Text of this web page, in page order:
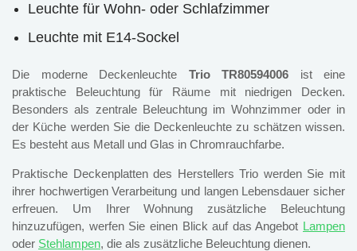
Leuchte für Wohn- oder Schlafzimmer
Leuchte mit E14-Sockel
Die moderne Deckenleuchte Trio TR80594006 ist eine
praktische Beleuchtung für Räume mit niedrigen Decken.
Besonders als zentrale Beleuchtung im Wohnzimmer oder in
der Küche werden Sie die Deckenleuchte zu schätzen wissen.
Es besteht aus Metall und Glas in Chromrauchfarbe.
Praktische Deckenplatten des Herstellers Trio werden Sie mit
ihrer hochwertigen Verarbeitung und langen Lebensdauer sicher
erfreuen. Um Ihrer Wohnung zusätzliche Beleuchtung
hinzuzufügen, werfen Sie einen Blick auf das Angebot Lampen
oder Stehlampen, die als zusätzliche Beleuchtung dienen.